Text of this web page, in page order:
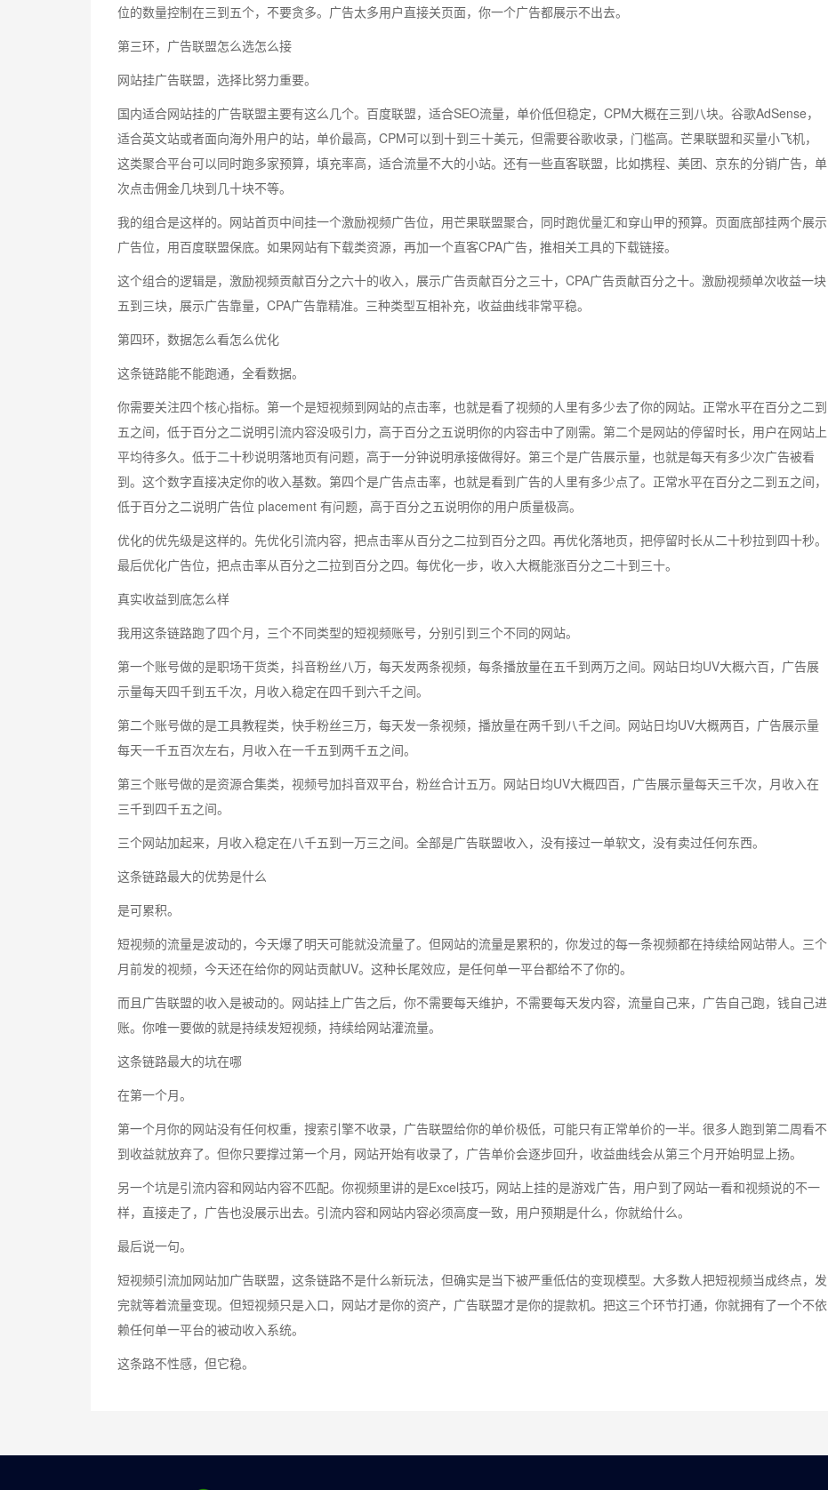
位的数量控制在三到五个，不要贪多。广告太多用户直接关页面，你一个广告都展示不出去。
第三环，广告联盟怎么选怎么接
网站挂广告联盟，选择比努力重要。
国内适合网站挂的广告联盟主要有这么几个。百度联盟，适合SEO流量，单价低但稳定，CPM大概在三到八块。谷歌AdSense，
适合英文站或者面向海外用户的站，单价最高，CPM可以到十到三十美元，但需要谷歌收录，门槛高。芒果联盟和买量小飞机，
这类聚合平台可以同时跑多家预算，填充率高，适合流量不大的小站。还有一些直客联盟，比如携程、美团、京东的分销广告，单
次点击佣金几块到几十块不等。
我的组合是这样的。网站首页中间挂一个激励视频广告位，用芒果联盟聚合，同时跑优量汇和穿山甲的预算。页面底部挂两个展示
广告位，用百度联盟保底。如果网站有下载类资源，再加一个直客CPA广告，推相关工具的下载链接。
这个组合的逻辑是，激励视频贡献百分之六十的收入，展示广告贡献百分之三十，CPA广告贡献百分之十。激励视频单次收益一块
五到三块，展示广告靠量，CPA广告靠精准。三种类型互相补充，收益曲线非常平稳。
第四环，数据怎么看怎么优化
这条链路能不能跑通，全看数据。
你需要关注四个核心指标。第一个是短视频到网站的点击率，也就是看了视频的人里有多少去了你的网站。正常水平在百分之二到
五之间，低于百分之二说明引流内容没吸引力，高于百分之五说明你的内容击中了刚需。第二个是网站的停留时长，用户在网站上
平均待多久。低于二十秒说明落地页有问题，高于一分钟说明承接做得好。第三个是广告展示量，也就是每天有多少次广告被看
到。这个数字直接决定你的收入基数。第四个是广告点击率，也就是看到广告的人里有多少点了。正常水平在百分之二到五之间，
低于百分之二说明广告位 placement 有问题，高于百分之五说明你的用户质量极高。
优化的优先级是这样的。先优化引流内容，把点击率从百分之二拉到百分之四。再优化落地页，把停留时长从二十秒拉到四十秒。
最后优化广告位，把点击率从百分之二拉到百分之四。每优化一步，收入大概能涨百分之二十到三十。
真实收益到底怎么样
我用这条链路跑了四个月，三个不同类型的短视频账号，分别引到三个不同的网站。
第一个账号做的是职场干货类，抖音粉丝八万，每天发两条视频，每条播放量在五千到两万之间。网站日均UV大概六百，广告展
示量每天四千到五千次，月收入稳定在四千到六千之间。
第二个账号做的是工具教程类，快手粉丝三万，每天发一条视频，播放量在两千到八千之间。网站日均UV大概两百，广告展示量
每天一千五百次左右，月收入在一千五到两千五之间。
第三个账号做的是资源合集类，视频号加抖音双平台，粉丝合计五万。网站日均UV大概四百，广告展示量每天三千次，月收入在
三千到四千五之间。
三个网站加起来，月收入稳定在八千五到一万三之间。全部是广告联盟收入，没有接过一单软文，没有卖过任何东西。
这条链路最大的优势是什么
是可累积。
短视频的流量是波动的，今天爆了明天可能就没流量了。但网站的流量是累积的，你发过的每一条视频都在持续给网站带人。三个
月前发的视频，今天还在给你的网站贡献UV。这种长尾效应，是任何单一平台都给不了你的。
而且广告联盟的收入是被动的。网站挂上广告之后，你不需要每天维护，不需要每天发内容，流量自己来，广告自己跑，钱自己进
账。你唯一要做的就是持续发短视频，持续给网站灌流量。
这条链路最大的坑在哪
在第一个月。
第一个月你的网站没有任何权重，搜索引擎不收录，广告联盟给你的单价极低，可能只有正常单价的一半。很多人跑到第二周看不
到收益就放弃了。但你只要撑过第一个月，网站开始有收录了，广告单价会逐步回升，收益曲线会从第三个月开始明显上扬。
另一个坑是引流内容和网站内容不匹配。你视频里讲的是Excel技巧，网站上挂的是游戏广告，用户到了网站一看和视频说的不一
样，直接走了，广告也没展示出去。引流内容和网站内容必须高度一致，用户预期是什么，你就给什么。
最后说一句。
短视频引流加网站加广告联盟，这条链路不是什么新玩法，但确实是当下被严重低估的变现模型。大多数人把短视频当成终点，发
完就等着流量变现。但短视频只是入口，网站才是你的资产，广告联盟才是你的提款机。把这三个环节打通，你就拥有了一个不依
赖任何单一平台的被动收入系统。
这条路不性感，但它稳。